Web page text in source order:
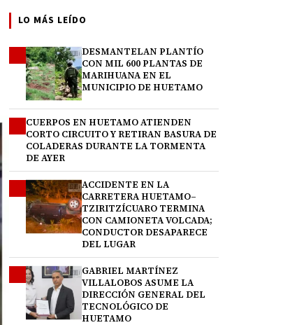
LO MÁS LEÍDO
DESMANTELAN PLANTÍO
CON MIL 600 PLANTAS DE
MARIHUANA EN EL
MUNICIPIO DE HUETAMO
CUERPOS EN HUETAMO ATIENDEN
CORTO CIRCUITO Y RETIRAN BASURA DE
COLADERAS DURANTE LA TORMENTA
DE AYER
ACCIDENTE EN LA
CARRETERA HUETAMO–
TZIRITZÍCUARO TERMINA
CON CAMIONETA VOLCADA;
CONDUCTOR DESAPARECE
DEL LUGAR
GABRIEL MARTÍNEZ
VILLALOBOS ASUME LA
DIRECCIÓN GENERAL DEL
TECNOLÓGICO DE
HUETAMO